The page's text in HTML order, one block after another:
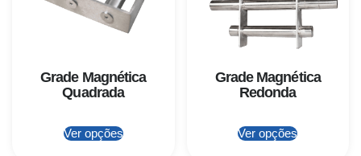
Grade Magnética
Quadrada
Ver opções
Grade Magnética
Redonda
Ver opções